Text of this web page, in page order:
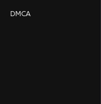
DMCA